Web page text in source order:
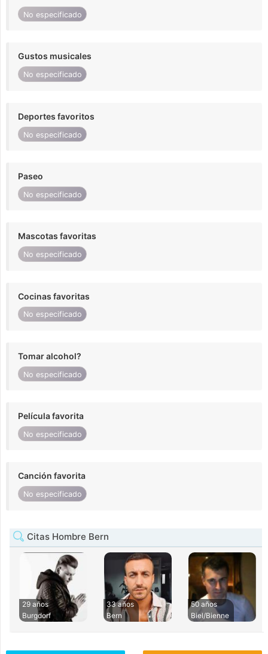
No especificado
Gustos musicales
No especificado
Deportes favoritos
No especificado
Paseo
No especificado
Mascotas favoritas
No especificado
Cocinas favoritas
No especificado
Tomar alcohol?
No especificado
Película favorita
No especificado
Canción favorita
No especificado
Citas Hombre Bern
29 años
Burgdorf
33 años
Bern
50 años
Biel/Bienne